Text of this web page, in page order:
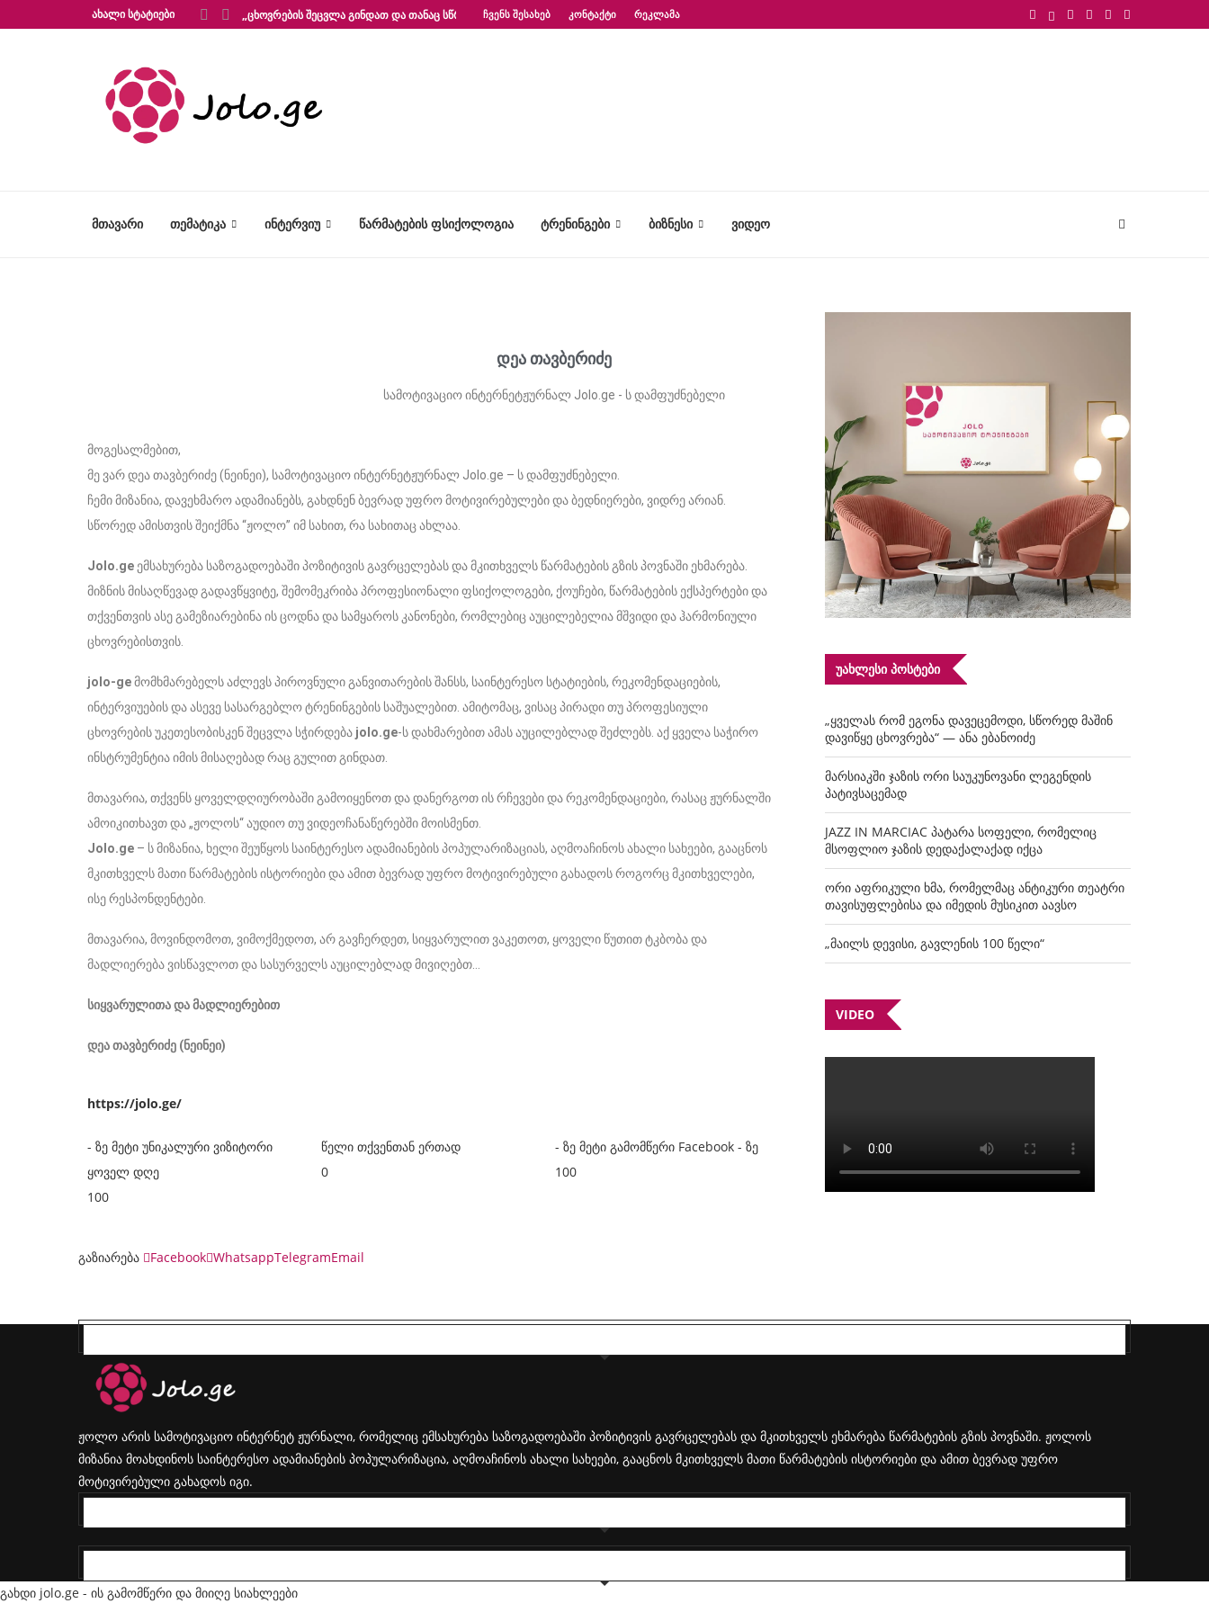
ᲐᲮᲐᲚᲘ ᲡᲢᲐᲢᲘᲔᲑᲘ „ᲪᲮᲝᲕᲠᲔᲑᲘᲡ ᲨᲔᲪᲕᲚᲐ ᲒᲘᲜᲓᲐᲗ ᲓᲐ ᲗᲐᲜᲐᲪ ᲡᲬᲠᲐᲤᲐᲓ?“ – ᲤᲡᲘᲥᲝᲚᲝᲒᲘᲡ...
ᲩᲕᲔᲜᲡ ᲨᲔᲡᲐᲮᲔᲑ ᲙᲝᲜᲢᲐᲥᲢᲘ ᲠᲔᲙᲚᲐᲛᲐ
ᲛᲗᲐᲕᲐᲠᲘ ᲗᲔᲛᲐᲢᲘᲙᲐ ᲘᲜᲢᲔᲠᲕᲘᲣ ᲬᲐᲠᲛᲐᲢᲔᲑᲘᲡ ᲤᲡᲘᲥᲝᲚᲝᲒᲘᲐ ᲢᲠᲔᲜᲘᲜᲒᲔᲑᲘ ᲑᲘᲖᲜᲔᲡᲘ ᲕᲘᲓᲔᲝ
დეა თავბერიძე
სამოტივაციო ინტერნეტჟურნალ Jolo.ge - ს დამფუძნებელი
მოგესალმებით,
მე ვარ დეა თავბერიძე (ნეინეი), სამოტივაციო ინტერნეტჟურნალ Jolo.ge – ს დამფუძნებელი.
ჩემი მიზანია, დავეხმარო ადამიანებს, გახდნენ ბევრად უფრო მოტივირებულები და ბედნიერები, ვიდრე არიან.
სწორედ ამისთვის შეიქმნა “ჟოლო” იმ სახით, რა სახითაც ახლაა.
Jolo.ge ემსახურება საზოგადოებაში პოზიტივის გავრცელებას და მკითხველს წარმატების გზის პოვნაში ეხმარება.
მიზნის მისაღწევად გადავწყვიტე, შემომეკრიბა პროფესიონალი ფსიქოლოგები, ქოუჩები, წარმატების ექსპერტები და
თქვენთვის ასე გამეზიარებინა ის ცოდნა და სამყაროს კანონები, რომლებიც აუცილებელია მშვიდი და ჰარმონიული
ცხოვრებისთვის.
jolo-geმომხმარებელს აძლევს პიროვნული განვითარების შანსს, საინტერესო სტატიების, რეკომენდაციების,
ინტერვიუების და ასევე სასარგებლო ტრენინგების საშუალებით. ამიტომაც, ვისაც პირადი თუ პროფესიული
ცხოვრების უკეთესობისკენ შეცვლა სჭირდება jolo.ge-ს დახმარებით ამას აუცილებლად შეძლებს. აქ ყველა საჭირო
ინსტრუმენტია იმის მისაღებად რაც გულით გინდათ.
მთავარია, თქვენს ყოველდღიურობაში გამოიყენოთ და დანერგოთ ის რჩევები და რეკომენდაციები, რასაც ჟურნალში
ამოიკითხავთ და „ჟოლოს“ აუდიო თუ ვიდეოჩანაწერებში მოისმენთ.
Jolo.ge – ს მიზანია, ხელი შეუწყოს საინტერესო ადამიანების პოპულარიზაციას, აღმოაჩინოს ახალი სახეები, გააცნოს
მკითხველს მათი წარმატების ისტორიები და ამით ბევრად უფრო მოტივირებული გახადოს როგორც მკითხველები,
ისე რესპონდენტები.
მთავარია, მოვინდომოთ, ვიმოქმედოთ, არ გავჩერდეთ, სიყვარულით ვაკეთოთ, ყოველი წუთით ტკბობა და
მადლიერება ვისწავლოთ და სასურველს აუცილებლად მივიღებთ…
სიყვარულითა და მადლიერებით
დეა თავბერიძე (ნეინეი)
https://jolo.ge/
- ზე მეტი უნიკალური ვიზიტორი
ყოველ დღე
100
წელი თქვენთან ერთად
0
- ზე მეტი გამომწერი Facebook - ზე
100
გაზიარება Facebook WhatsappTelegramEmail
ᲣᲐᲮᲚᲔᲡᲘ ᲞᲝᲡᲢᲔᲑᲘ
„ყველას რომ ეგონა დავეცემოდი, სწორედ მაშინ
დავიწყე ცხოვრება“ — ანა ებანოიძე
მარსიაკში ჯაზის ორი საუკუნოვანი ლეგენდის
პატივსაცემად
JAZZ IN MARCIAC პატარა სოფელი, რომელიც
მსოფლიო ჯაზის დედაქალაქად იქცა
ორი აფრიკული ხმა, რომელმაც ანტიკური თეატრი
თავისუფლებისა და იმედის მუსიკით აავსო
„მაილს დევისი, გავლენის 100 წელი“
VIDEO
ჟოლო არის სამოტივაციო ინტერნეტ ჟურნალი, რომელიც ემსახურება საზოგადოებაში პოზიტივის გავრცელებას და მკითხველს ეხმარება წარმატების გზის პოვნაში. ჟოლოს
მიზანია მოახდინოს საინტერესო ადამიანების პოპულარიზაცია, აღმოაჩინოს ახალი სახეები, გააცნოს მკითხველს მათი წარმატების ისტორიები და ამით ბევრად უფრო
მოტივირებული გახადოს იგი.
გახდი jolo.ge - ის გამომწერი და მიიღე სიახლეები